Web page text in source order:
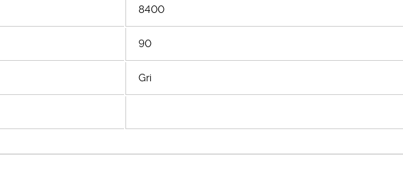
8400
90
Gri